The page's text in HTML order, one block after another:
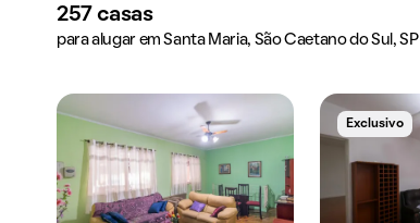
257 casas
para alugar em Santa Maria, São Caetano do Sul, SP
Exclusivo